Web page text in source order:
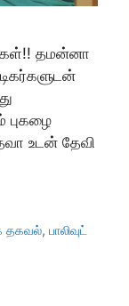
தமன்னா
புகழை
உடன் தேவி
தகவல்,பாலிவுட்